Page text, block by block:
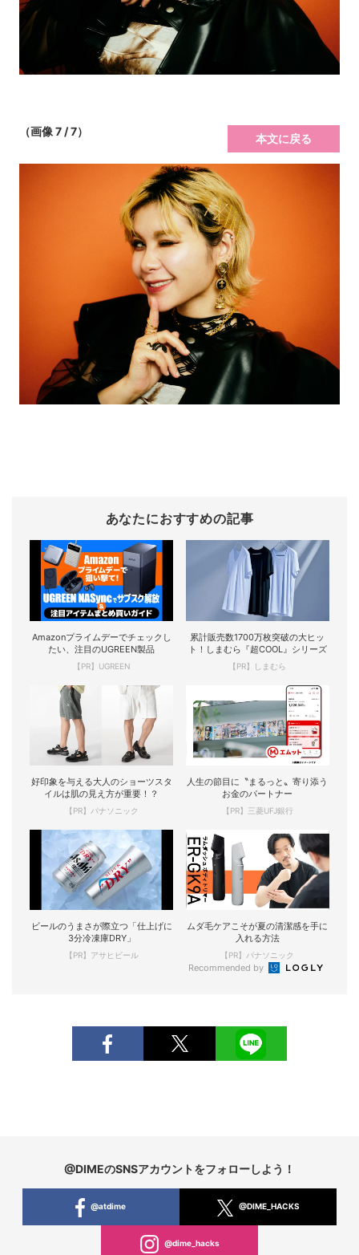
（画像 7 / 7）
本文に戻る
あなたにおすすめの記事
Amazonプライムデーでチェックし
たい、注目のUGREEN製品
【PR】UGREEN
累計販売数1700万枚突破の大ヒッ
ト！しまむら『超COOL』シリーズ
【PR】しまむら
好印象を与える大人のショーツスタ
イルは肌の見え方が重要！？
【PR】パナソニック
人生の節目に〝まるっと〟寄り添う
お金のパートナー
【PR】三菱UFJ銀行
ビールのうまさが際立つ「仕上げに
3分冷凍庫DRY」
【PR】アサヒビール
ムダ毛ケアこそが夏の清潔感を手に
入れる方法
【PR】パナソニック
Recommended by
@DIMEのSNSアカウントをフォローしよう！
@atdime @DIME_HACKS
@dime_hacks